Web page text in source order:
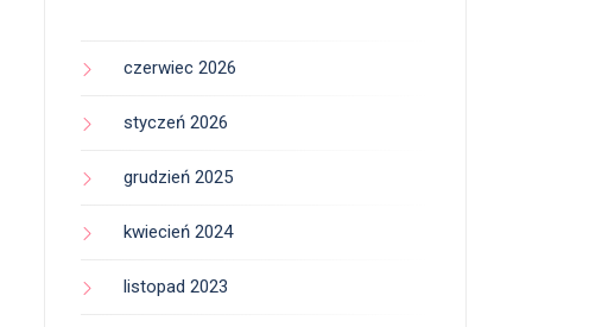
czerwiec 2026
styczeń 2026
grudzień 2025
kwiecień 2024
listopad 2023